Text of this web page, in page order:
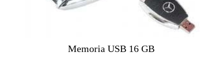
Memoria USB 16 GB